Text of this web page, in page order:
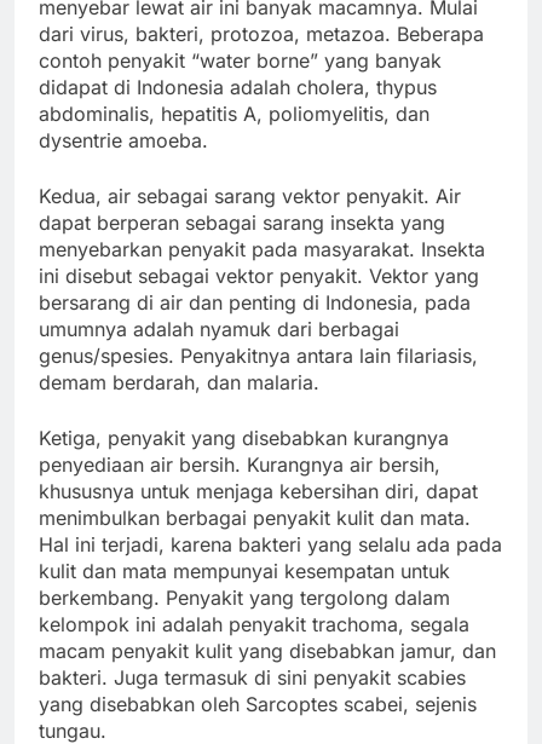
menyebar lewat air ini banyak macamnya. Mulai
dari virus, bakteri, protozoa, metazoa. Beberapa
contoh penyakit “water borne” yang banyak
didapat di Indonesia adalah cholera, thypus
abdominalis, hepatitis A, poliomyelitis, dan
dysentrie amoeba.
Kedua, air sebagai sarang vektor penyakit. Air
dapat berperan sebagai sarang insekta yang
menyebarkan penyakit pada masyarakat. Insekta
ini disebut sebagai vektor penyakit. Vektor yang
bersarang di air dan penting di Indonesia, pada
umumnya adalah nyamuk dari berbagai
genus/spesies. Penyakitnya antara lain filariasis,
demam berdarah, dan malaria.
Ketiga, penyakit yang disebabkan kurangnya
penyediaan air bersih. Kurangnya air bersih,
khususnya untuk menjaga kebersihan diri, dapat
menimbulkan berbagai penyakit kulit dan mata.
Hal ini terjadi, karena bakteri yang selalu ada pada
kulit dan mata mempunyai kesempatan untuk
berkembang. Penyakit yang tergolong dalam
kelompok ini adalah penyakit trachoma, segala
macam penyakit kulit yang disebabkan jamur, dan
bakteri. Juga termasuk di sini penyakit scabies
yang disebabkan oleh Sarcoptes scabei, sejenis
tungau.